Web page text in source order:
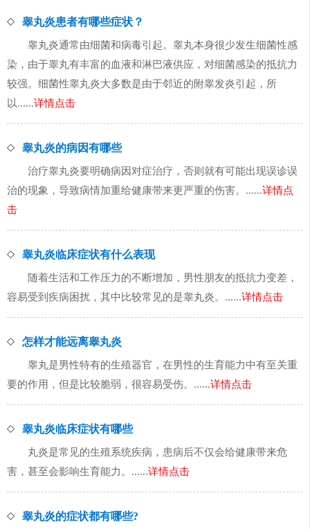
睾丸炎患者有哪些症状？
睾丸炎通常由细菌和病毒引起。睾丸本身很少发生细菌性感
染，由于睾丸有丰富的血液和淋巴液供应，对细菌感染的抵抗力
较强。细菌性睾丸炎大多数是由于邻近的附睾发炎引起，所
以......详情点击
睾丸炎的病因有哪些
治疗睾丸炎要明确病因对症治疗，否则就有可能出现误诊误
治的现象，导致病情加重给健康带来更严重的伤害。......详情点
击
睾丸炎临床症状有什么表现
随着生活和工作压力的不断增加，男性朋友的抵抗力变差，
容易受到疾病困扰，其中比较常见的是睾丸炎。......详情点击
怎样才能远离睾丸炎
睾丸是男性特有的生殖器官，在男性的生育能力中有至关重
要的作用，但是比较脆弱，很容易受伤。......详情点击
睾丸炎临床症状有哪些
丸炎是常见的生殖系统疾病，患病后不仅会给健康带来危
害，甚至会影响生育能力。......详情点击
睾丸炎的症状都有哪些?